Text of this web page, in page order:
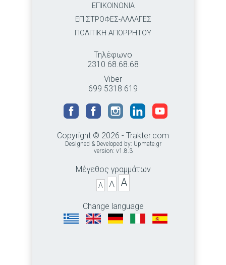
ΕΠΙΚΟΙΝΩΝΙΑ
ΕΠΙΣΤΡΟΦΕΣ-ΑΛΛΑΓΕΣ
ΠΟΛΙΤΙΚΗ ΑΠΟΡΡΗΤΟΥ
Τηλέφωνο
2310 68.68.68
Viber
699 5318 619
Copyright © 2026 - Trakter.com
Designed & Developed by: Upmate.gr
version: v1.8.3
Μέγεθος γραμμάτων
A A A
Change language